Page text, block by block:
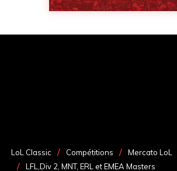
LoL Classic Compétitions
Mercato LoL
LFL,Div 2, MNT, ERL et EMEA Masters